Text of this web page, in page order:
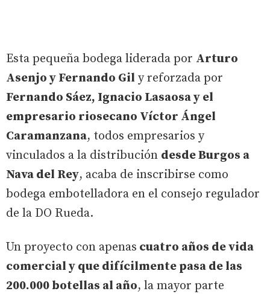
Esta pequeña bodega liderada por Arturo
Asenjo y Fernando Gil y reforzada por
Fernando Sáez, Ignacio Lasaosa y el
empresario riosecano Víctor Ángel
Caramanzana, todos empresarios y
vinculados a la distribución desde Burgos a
Nava del Rey, acaba de inscribirse como
bodega embotelladora en el consejo regulador
de la DO Rueda.
Un proyecto con apenas cuatro años de vida
comercial y que difícilmente pasa de las
200.000 botellas al año, la mayor parte